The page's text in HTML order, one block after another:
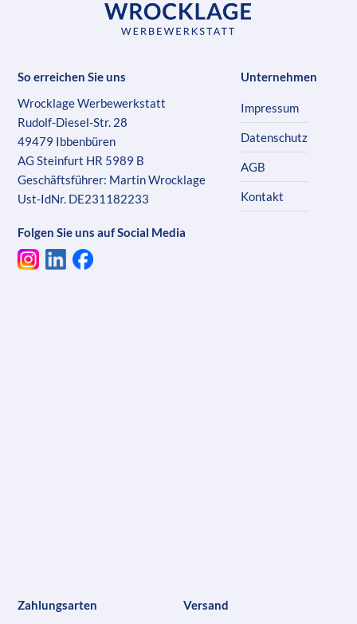
So erreichen Sie uns
Wrocklage Werbewerkstatt
Rudolf-Diesel-Str. 28
49479 Ibbenbüren
AG Steinfurt HR 5989 B
Geschäftsführer: Martin Wrocklage
Ust-IdNr. DE231182233
Folgen Sie uns auf Social Media
Unternehmen
Impressum
Datenschutz
AGB
Kontakt
Zahlungsarten Versand